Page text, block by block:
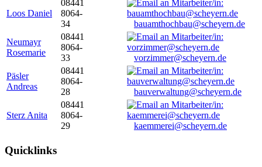
Loos Daniel
08441
8064-
34
bauamthochbau@scheyern.de
Neumayr
Rosemarie
08441
8064-
33
vorzimmer@scheyern.de
Päsler
Andreas
08441
8064-
28
bauverwaltung@scheyern.de
Sterz Anita
08441
8064-
29
kaemmerei@scheyern.de
Quicklinks